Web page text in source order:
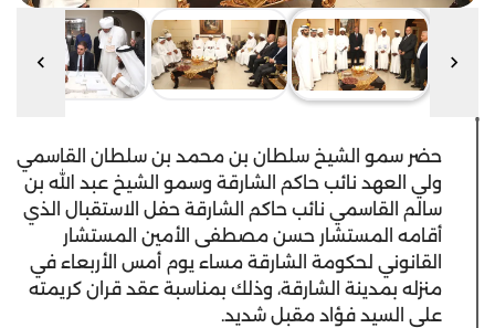
حضر سمو الشيخ سلطان بن محمد بن سلطان القاسمي
ولي العهد نائب حاكم الشارقة وسمو الشيخ عبد الله بن
سالم القاسمي نائب حاكم الشارقة حفل الاستقبال الذي
أقامه المستشار حسن مصطفى الأمين المستشار
القانوني لحكومة الشارقة مساء يوم أمس الأربعاء في
منزله بمدينة الشارقة، وذلك بمناسبة عقد قران كريمته
على السيد فؤاد مقبل شديد.